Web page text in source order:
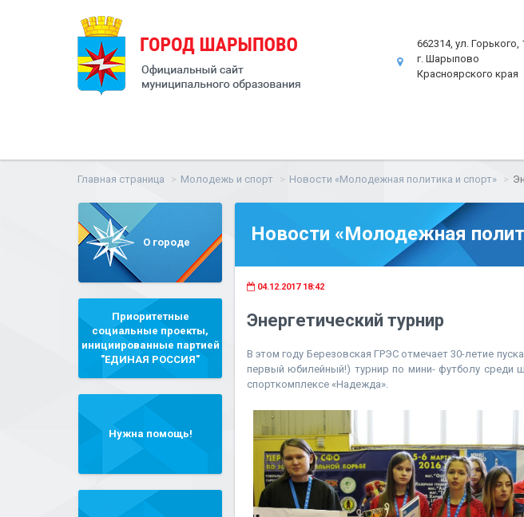
662314, ул. Горького,
г. Шарыпово
Красноярского края
Главная страница Молодежь и спорт Новости «Молодежная политика и спорт»
О городе
Приоритетные
социальные проекты,
инициированные партией
"ЕДИНАЯ РОССИЯ"
Нужна помощь!
Новости «Молодежная
04.12.2017 18:42
Энергетический турнир
В этом году Березовская ГРЭС отмечает 30-летие
первый юбилейный!) турнир по мини- футболу
спорткомплексе «Надежда».